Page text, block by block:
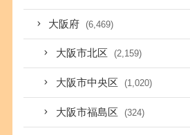
大阪府 (6,469)
大阪市北区 (2,159)
大阪市中央区 (1,020)
大阪市福島区 (324)